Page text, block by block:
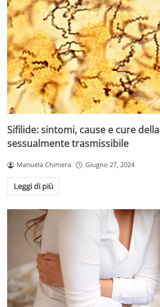
Sifilide: sintomi, cause e cure
sessualmente trasmissibile
Manuela Chimera Giugno 27, 2024
Leggi di più